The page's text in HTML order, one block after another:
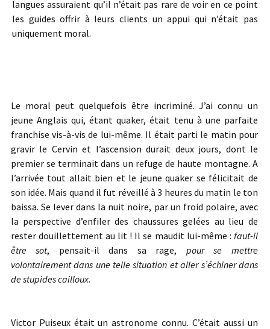
langues assuraient qu’il n’était pas rare de voir en ce point
les guides offrir à leurs clients un appui qui n’était pas
uniquement moral.
Le moral peut quelquefois être incriminé. J’ai connu un
jeune Anglais qui, étant quaker, était tenu à une parfaite
franchise vis-à-vis de lui-même. Il était parti le matin pour
gravir le Cervin et l’ascension durait deux jours, dont le
premier se terminait dans un refuge de haute montagne. A
l’arrivée tout allait bien et le jeune quaker se félicitait de
son idée. Mais quand il fut réveillé à 3 heures du matin le ton
baissa. Se lever dans la nuit noire, par un froid polaire, avec
la perspective d’enfiler des chaussures gelées au lieu de
rester douillettement au lit ! Il se maudit lui-même : faut-il
être sot, pensait-il dans sa rage, pour se mettre
volontairement dans une telle situation et aller s’échiner dans
de stupides cailloux.
Victor Puiseux était un astronome connu. C’était aussi un